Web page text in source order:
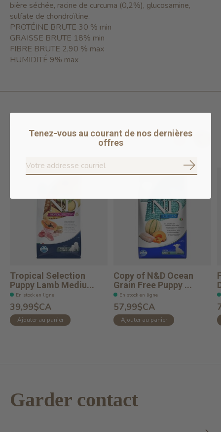
bière séchée, racine de curcuma (0,2%), glucosamine,
sulfate de chondroïtine.
PROTÉINE BRUTE 30 % min
GRAISSE BRUTE 18% min
FIBRE BRUTE 2,90 % max
HUMIDITÉ 9% max
Tropical Selection
Puppy Lamb Mediu...
En stock en ligne
39,99$CA
Ajouter au panier
Copy of N&D Ocean
Grain Free Puppy ...
En stock en ligne
57,99$CA
Ajouter au panier
Garder contact
Tenez-vous au courant de nos dernières
offres